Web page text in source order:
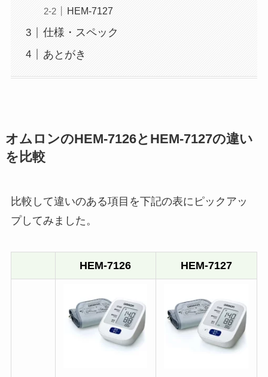
HEM-7127
仕様・スペック
あとがき
オムロンのHEM-7126とHEM-7127の違い
を比較
比較して違いのある項目を下記の表にピックアッ
プしてみました。
HEM-7126 HEM-7127